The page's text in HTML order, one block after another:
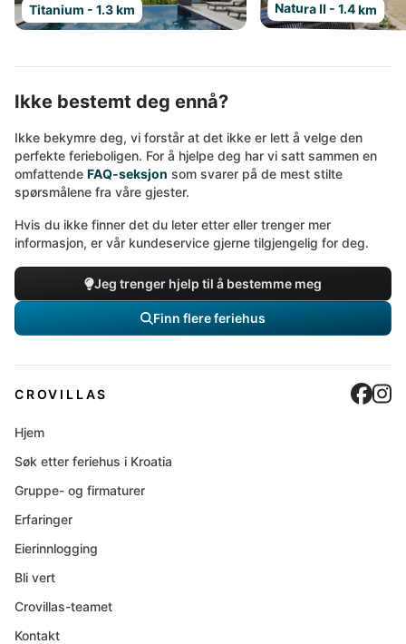
Titanium - 1.3 km Natura II - 1.4 km
Ikke bestemt deg ennå?
Ikke bekymre deg, vi forstår at det ikke er lett å velge den
perfekte ferieboligen. For å hjelpe deg har vi satt sammen en
omfattende FAQ-seksjon som svarer på de mest stilte
spørsmålene fra våre gjester.
Hvis du ikke finner det du leter etter eller trenger mer
informasjon, er vår kundeservice gjerne tilgjengelig for deg.
Jeg trenger hjelp til å bestemme meg
Finn flere feriehus
CROVILLAS
Hjem
Søk etter feriehus i Kroatia
Gruppe- og firmaturer
Erfaringer
Eierinnlogging
Bli vert
Crovillas-teamet
Kontakt